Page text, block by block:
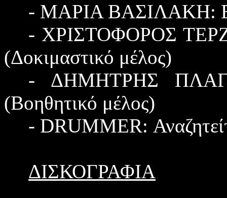
- ΜΑΡΙΑ ΒΑΣΙΛΑΚΗ:
- ΧΡΙΣΤΟΦΟΡΟΣ
(Δοκιμαστικό μέλος)
- ΔΗΜΗΤΡΗΣ
(Βοηθητικό μέλος)
- DRUMMER:
ΔΙΣΚΟΓΡΑΦΙΑ